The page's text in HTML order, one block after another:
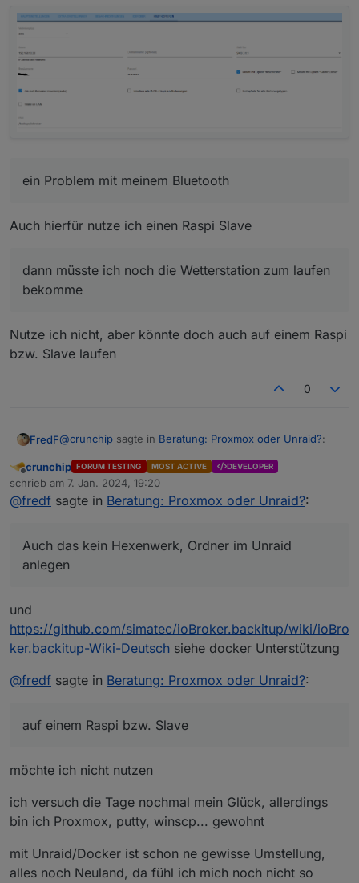
ein Problem mit meinem Bluetooth
Auch hierfür nutze ich einen Raspi Slave
dann müsste ich noch die Wetterstation zum laufen
bekomme
Nutze ich nicht, aber könnte doch auch auf einem Raspi
bzw. Slave laufen
0
FredF@crunchip sagte in Beratung: Proxmox oder Unraid?:
unter anderem bei backitup,
wohin die Backups sollen, Nutzer im Unraid mit
Passwort anlegen und für diesen Ordner
Schreib/Leserechte geben
dann müsste ich noch die Wetterstation zum laufen
Nutze ich nicht, aber könnte doch auch auf einem Raspi
Offline
crunchip FORUM TESTING MOST ACTIVE DEVELOPER
schrieb am 7. Jan. 2024, 19:20
zuletzt editiert von
@fredf sagte in Beratung: Proxmox oder Unraid?:
Auch das kein Hexenwerk, Ordner im Unraid
anlegen
und
https://github.com/simatec/ioBroker.backitup/wiki/ioBro
ker.backitup-Wiki-Deutsch siehe docker Unterstützung
@fredf sagte in Beratung: Proxmox oder Unraid?:
auf einem Raspi bzw. Slave
möchte ich nicht nutzen
ich versuch die Tage nochmal mein Glück, allerdings
bin ich Proxmox, putty, winscp... gewohnt
mit Unraid/Docker ist schon ne gewisse Umstellung,
alles noch Neuland, da fühl ich mich noch nicht so